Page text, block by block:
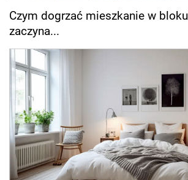
Czym dogrzać mieszkanie w
zaczyna...